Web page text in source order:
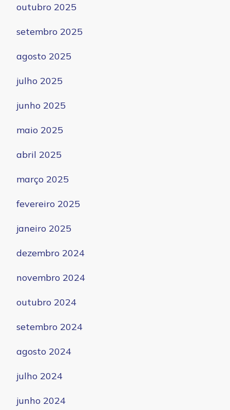
outubro 2025
setembro 2025
agosto 2025
julho 2025
junho 2025
maio 2025
abril 2025
março 2025
fevereiro 2025
janeiro 2025
dezembro 2024
novembro 2024
outubro 2024
setembro 2024
agosto 2024
julho 2024
junho 2024